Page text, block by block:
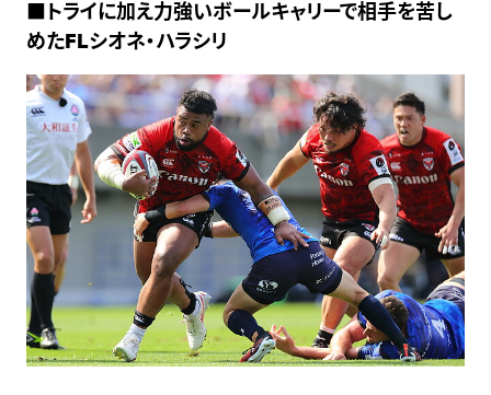
■トライに加え力強いボールキャリーで相手を苦し
めたFLシオネ・ハラシリ